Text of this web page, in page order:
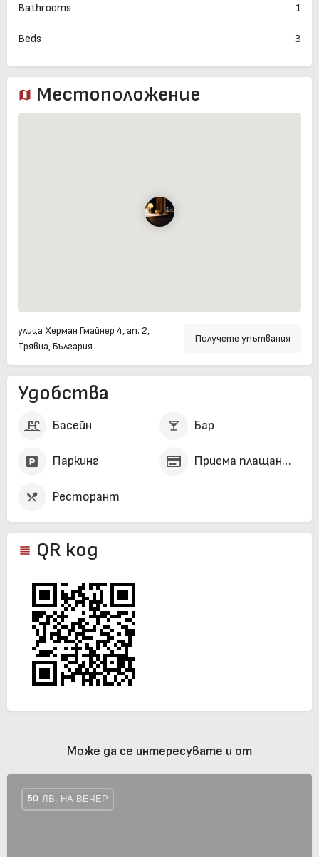
Bathrooms 1
Beds 3
Местоположение
улица Херман Гмайнер 4, ап. 2,
Трявна, България
Получете упътвания
Удобства
Басейн Бар
Паркинг Приема плащания с карти
Ресторант
QR код
Може да се интересувате и от
50 ЛВ. НА ВЕЧЕР